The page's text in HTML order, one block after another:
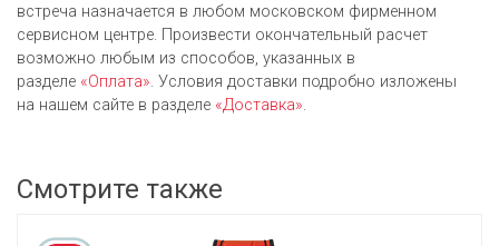
встреча назначается в любом московском фирменном
сервисном центре. Произвести окончательный расчет
возможно любым из cпособов, указанных в
разделе «Оплата». Условия доставки подробно изложены
на нашем сайте в разделе «Доставка».
Смотрите также